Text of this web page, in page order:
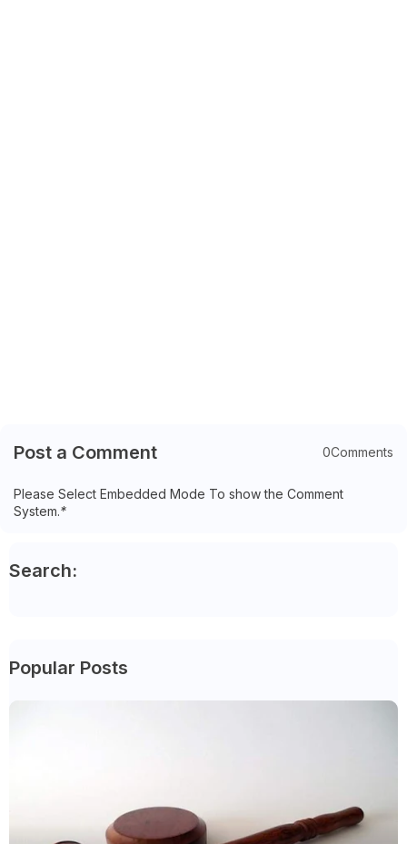
Post a Comment 0Comments
Please Select Embedded Mode To show the Comment
System.*
Search:
Popular Posts